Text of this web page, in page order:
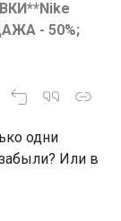
- 50%;
одни
Или в